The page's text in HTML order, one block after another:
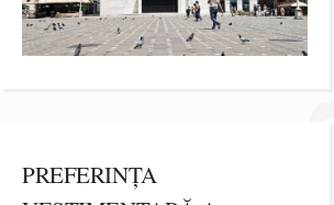
PREFERINȚA